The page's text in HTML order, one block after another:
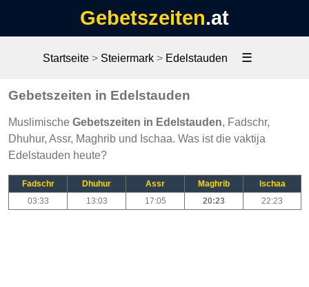
Gebetszeiten.at
Startseite > Steiermark > Edelstauden ☰
Gebetszeiten in Edelstauden
Muslimische Gebetszeiten in Edelstauden, Fadschr,
Dhuhur, Assr, Maghrib und Ischaa. Was ist die vaktija
Edelstauden heute?
Fadschr Dhuhur Assr Maghrib
Ischaa
03:33
13:03 17:05 20:23 22:23